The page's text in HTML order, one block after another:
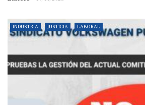
INDUSTRIA JUSTICIA LABORAL